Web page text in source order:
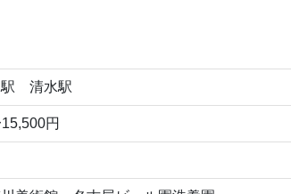
駅 清水駅
円